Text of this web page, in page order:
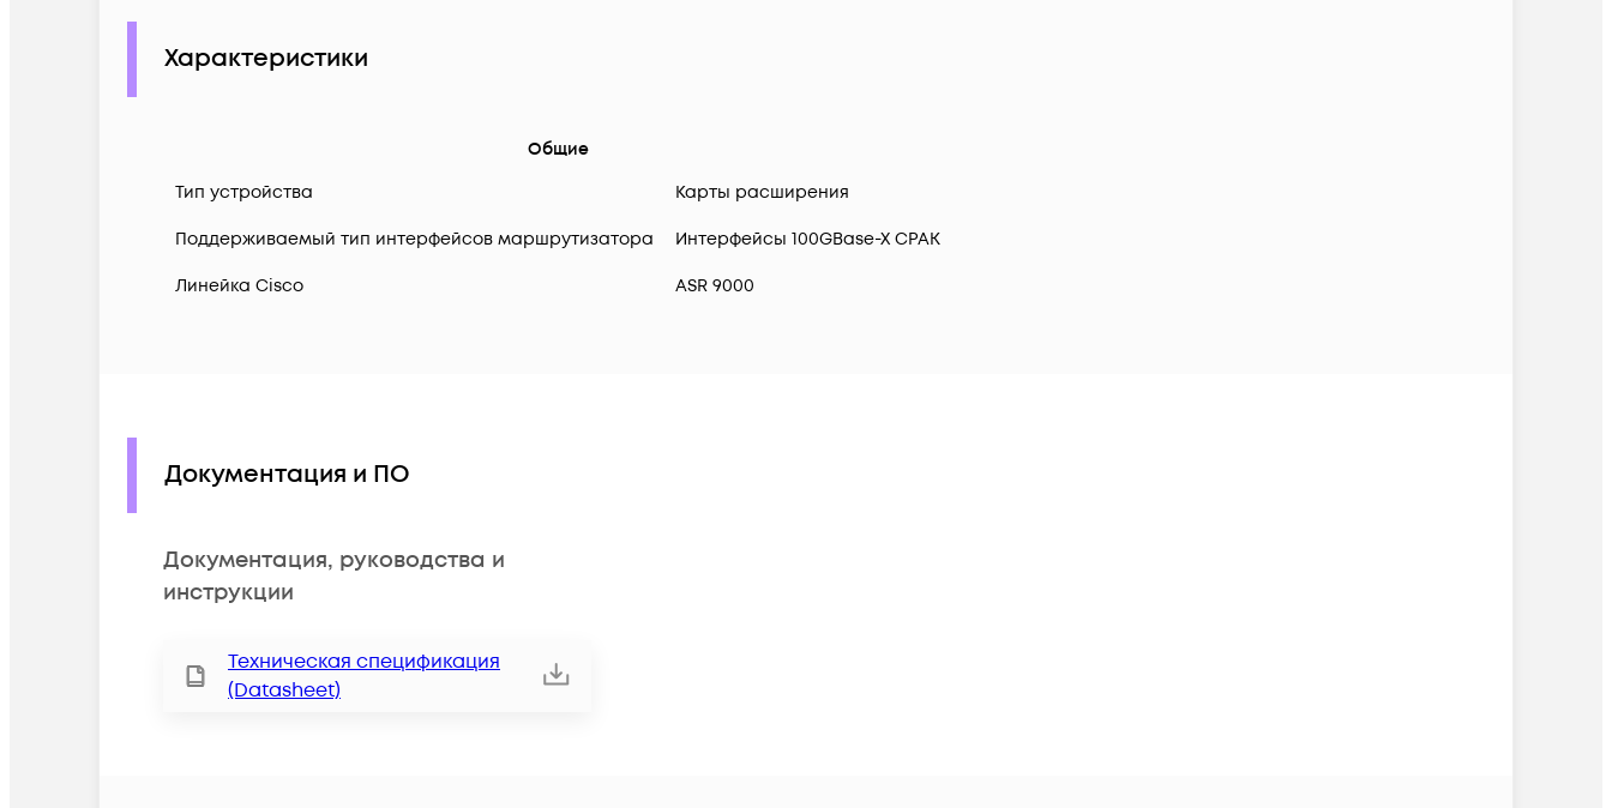
Характеристики
Общие
Тип устройства
Карты расширения
Поддерживаемый тип интерфейсов маршрутизатора Интерфейсы 100GBase-X CPAK
Линейка Cisco ASR 9000
Документация и ПО
Документация, руководства и
инструкции
Техническая спецификация
(Datasheet)